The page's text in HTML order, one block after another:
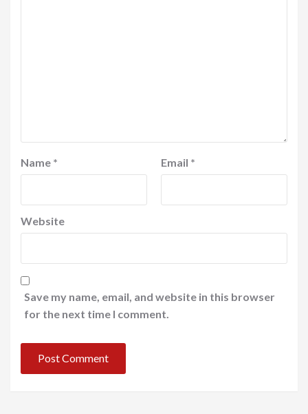
Name * Email *
Website
Save my name, email, and website in this browser
for the next time I comment.